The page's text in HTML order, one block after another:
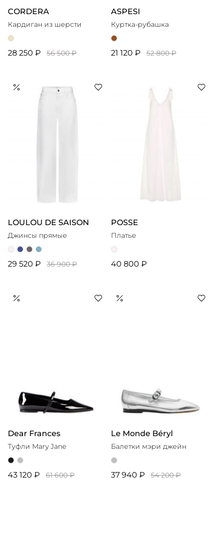
CORDERA
Кардиган из шерсти
28 250 ₽ 56 500 ₽
ASPESI
Куртка-рубашка
21 120 ₽ 52 800 ₽
LOULOU DE SAISON
Джинсы прямые
29 520 ₽ 36 900 ₽
POSSE
Платье
40 800 ₽
Dear Frances
Туфли Mary Jane
43 120 ₽ 61 600 ₽
Le Monde Béryl
Балетки мэри джейн
37 940 ₽ 54 200 ₽